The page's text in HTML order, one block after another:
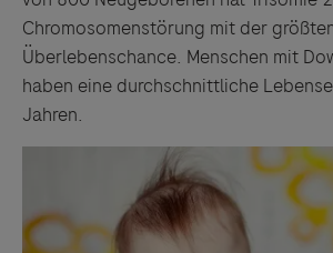
Chromosomenstörung mit der
Überlebenschance. Menschen mit
haben eine durchschnittliche
Jahren.